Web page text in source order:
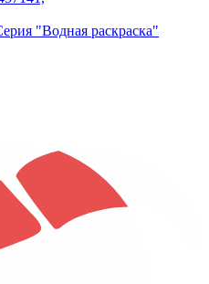
"Водная раскраска"